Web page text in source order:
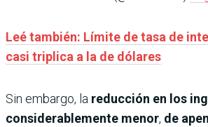
Leé también: Límite de tasa de
casi triplica a la de dólares
Sin embargo, la reducción en los
considerablemente menor, de